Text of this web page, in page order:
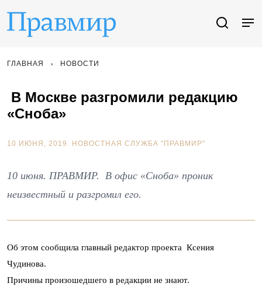
ГЛАВНАЯ НОВОСТИ
В Москве разгромили редакцию
«Сноба»
10 ИЮНЯ, 2019. НОВОСТНАЯ СЛУЖБА "ПРАВМИР"
10 июня. ПРАВМИР. В офис «Сноба» проник
неизвестный и разгромил его.
Об этом сообщила главный редактор проекта Ксения
Чудинова.
Причины произошедшего в редакции не знают.